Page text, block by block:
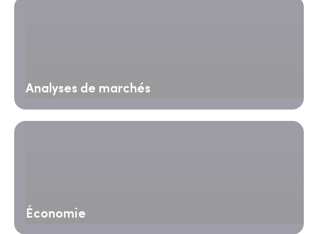
Analyses de marchés
Économie